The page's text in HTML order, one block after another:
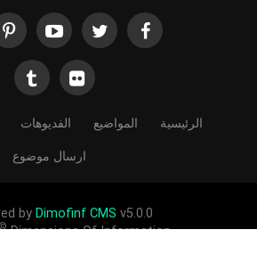
الرئيسية المواضيع الفديوهات
ارسال موضوع
by Dimofinf CMS v5.0.0
Dimensions Of Information.